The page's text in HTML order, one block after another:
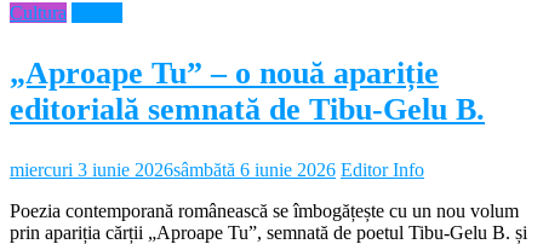
Cultura
„Aproape Tu” – o nouă apariție
editorială semnată de Tibu-Gelu B.
miercuri 3 iunie 2026sâmbătă 6 iunie 2026 Editor Info
Poezia contemporană românească se îmbogățește cu un nou volum
prin apariția cărții „Aproape Tu”, semnată de poetul Tibu-Gelu B. și